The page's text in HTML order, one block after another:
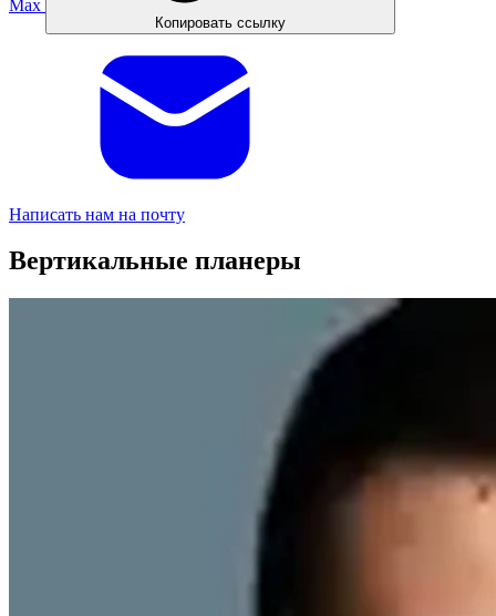
Max
Копировать ссылку
Написать нам на почту
Вертикальные планеры